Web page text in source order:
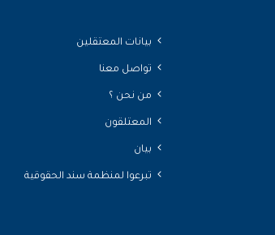
بيانات المعتقلين
تواصل معنا
من نحن ؟
المعتلقون
بيان
تبرعوا لمنظمة سند الحقوقية